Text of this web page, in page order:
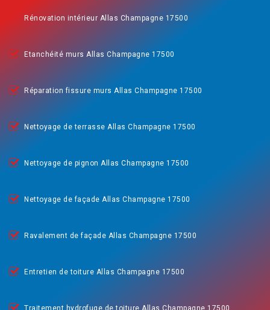
Rénovation intérieur Allas Champagne 17500
Etanchéité murs Allas Champagne 17500
Réparation fissure murs Allas Champagne 17500
Nettoyage de terrasse Allas Champagne 17500
Nettoyage de pignon Allas Champagne 17500
Nettoyage de façade Allas Champagne 17500
Ravalement de façade Allas Champagne 17500
Entretien de toiture Allas Champagne 17500
Traitement hydrofuge de toiture Allas Champagne 17500